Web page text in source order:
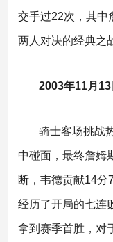
交手过22次，其中
两人对决的经典
2003年11月
骑士客场挑战
中碰面，最终詹姆
断，韦德贡献14分
经历了开局的七连
拿到赛季首胜，对